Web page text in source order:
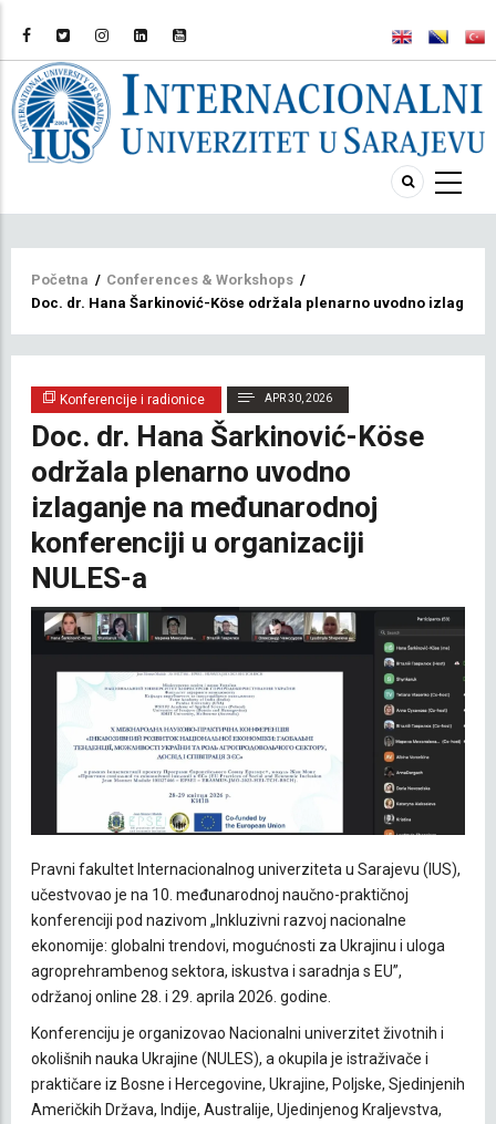
Breadcrumb
Početna / Conferences & Workshops /
Doc. dr. Hana Šarkinović-Köse održala plenarno uvodno
Konferencije i radionice APR 30, 2026
Doc. dr. Hana Šarkinović-Köse
održala plenarno uvodno
izlaganje na međunarodnoj
konferenciji u organizaciji
NULES-a
Pravni fakultet Internacionalnog univerziteta u Sarajevu (IUS),
učestvovao je na 10. međunarodnoj naučno-praktičnoj
konferenciji pod nazivom „Inkluzivni razvoj nacionalne
ekonomije: globalni trendovi, mogućnosti za Ukrajinu i uloga
agroprehrambenog sektora, iskustva i saradnja s EU”,
održanoj online 28. i 29. aprila 2026. godine.
Konferenciju je organizovao Nacionalni univerzitet životnih i
okolišnih nauka Ukrajine (NULES), a okupila je istraživače i
praktičare iz Bosne i Hercegovine, Ukrajine, Poljske, Sjedinjenih
Američkih Država, Indije, Australije, Ujedinjenog Kraljevstva,